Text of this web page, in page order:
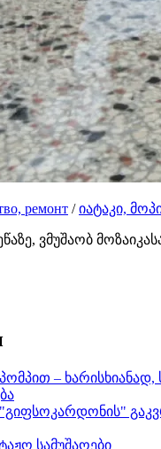
ремонт /იატაკი,
ვმუშაობ
პომპით –
სამუშაოები